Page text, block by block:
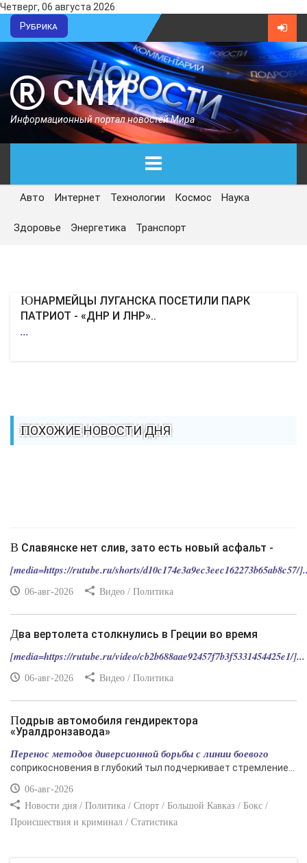
Четверг, 06 августа 2026
Рубрика
СМИ
Информационный портал новостей Мира
ГЛАВНАЯ
СЕГОДНЯ
ЭКОНОМИКА
КУЛЬТУРА
ПРОИСШЕСТВИЯ
Авто Интернет Технологии Космос Наука
Здоровье Энергетика Транспорт
ЮНАРМЕЙЦЫ ЛУГАНСКА ПОСЕТИЛИ ПАРК
ПАТРИОТ - «ДНР И ЛНР»..
...
ПОХОЖИЕ НОВОСТИ ДНЯ
В Славянске нет слив, зато есть новый асфальт -
[media=https://rutube.ru/shorts/d10c174e3a9ec3eec162273b65ab8c57/
06-авг-2026 Видео / Политика
Два вертолета столкнулись в Греции во время
[media=https://rutube.ru/video/cb2b688aae92457f7b3f5331454425e1/]...
06-авг-2026 Видео / Политика
Подрыв автомобиля гендиректора
«Уралдронзавода»
Перенос методов диверсионной борьбы с линии боевого
соприкосновения в глубокий тыл подчеркивает стремление...
06-авг-2026
Новости дня / Политика / Спорт / Большой Кавказ / Бокс /
Происшествия и криминал / Статистика